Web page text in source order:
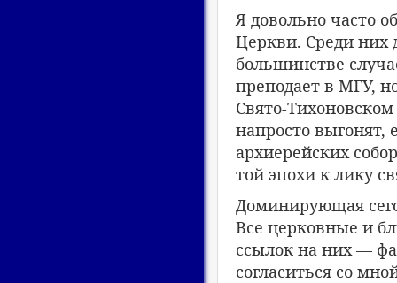
Я довольно часто
Церкви. Среди них
большинстве
преподает в МГУ,
Свято-
напросто выгонят,
архиерейских
той эпохи к лику
Доминирующая
Все церковные и
ссылок на них —
согласиться со